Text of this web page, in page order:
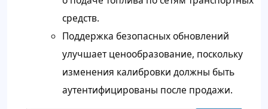
средств.
Поддержка безопасных обновлений
улучшает ценообразование, поскольку
изменения калибровки должны быть
аутентифицированы после продажи.